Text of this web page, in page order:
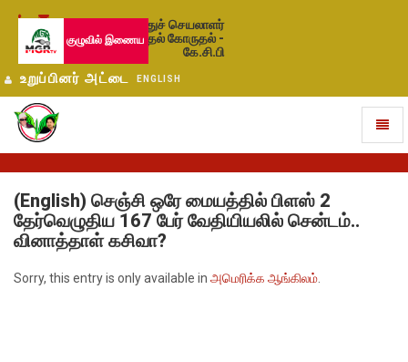
பொதுச் செயலாளர்
தேர்தல் கோருதல் -
கே.சி.பி
உறுப்பினர் அட்டை ENGLISH
(English) செஞ்சி ஒரே மையத்தில் பிளஸ் 2
தேர்வெழுதிய 167 பேர் வேதியியலில் சென்டம்..
வினாத்தாள் கசிவா?
Sorry, this entry is only available in அமெரிக்க ஆங்கிலம்
குழுவில் இணைய